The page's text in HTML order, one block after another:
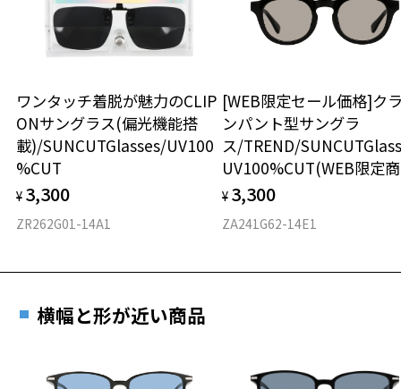
ウエリントン
フロント素材：French Plastic
もっと見る
ワンタッチ着脱が魅力のCLIP
ONサングラス(偏光機能搭
載)/SUNCUTGlasses/UV100
%CUT
¥ 3,300
ZR262G01-14A1
[WEB限定セール価格]ク
ンパント型サングラ
ス/TREND/
UV100%CUT(WEB限定
¥ 3,300
ZA241G62-14E1
横幅と形が近い商品